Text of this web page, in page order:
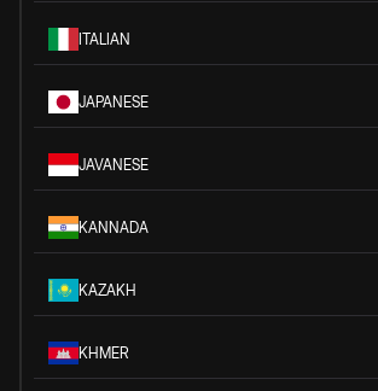
ITALIAN
JAPANESE
JAVANESE
KANNADA
KAZAKH
KHMER